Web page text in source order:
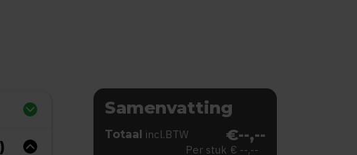
Samenvatting
Totaal incl.BTW €--,--
Per stuk € --,--